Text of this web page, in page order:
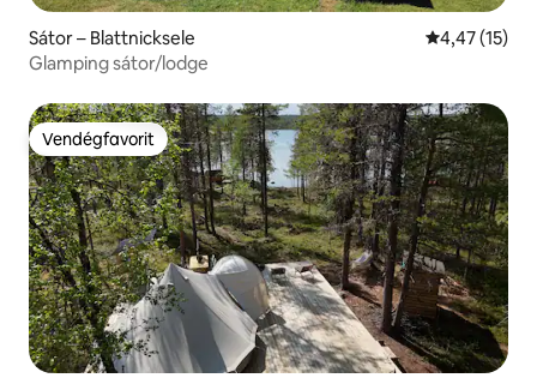
Sátor – Blattnicksele Átlagos
4,47 (15)
Glamping sátor/lodge
Vendégfavorit
Vendégfavorit